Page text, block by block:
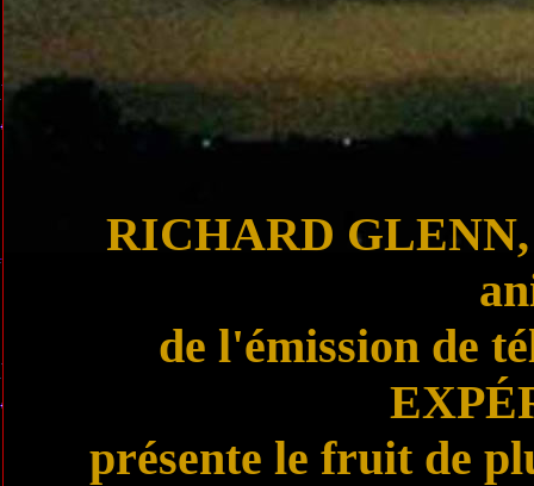
RICHARD GLENN,
de l'émission de
présente le fruit de